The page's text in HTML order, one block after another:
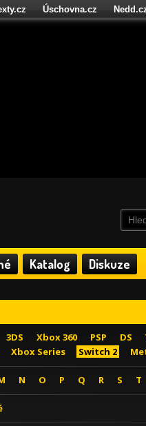
Katalog Diskuze
3DS Xbox 360 PSP DS
Xbox Series Switch 2
N O P Q R S T
Úschovna.cz